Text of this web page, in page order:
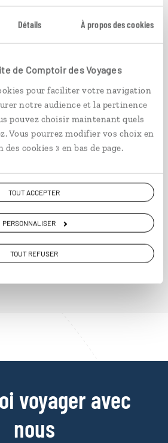
Détails À propos des cookies
de Comptoir des Voyages
pour faciliter votre navigation
notre audience et la pertinence
pouvez choisir maintenant quels
Vous pourrez modifier vos choix en
cookies » en bas de page.
TOUT ACCEPTER
PERSONNALISER
TOUT REFUSER
Biergarten
sur mesure, entre
voyager avec
nous